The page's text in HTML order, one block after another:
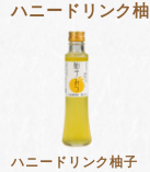
ハニードリンク
ハニードリンク柚子